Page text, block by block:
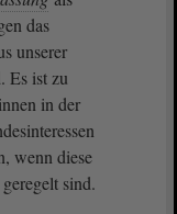
das
unserer
Es ist zu
in der
wenn diese
sind.